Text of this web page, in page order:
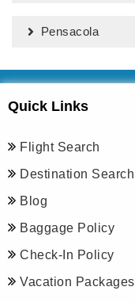
Pensacola
Quick Links
Flight Search
Destination Search
Blog
Baggage Policy
Check-In Policy
Vacation Packages